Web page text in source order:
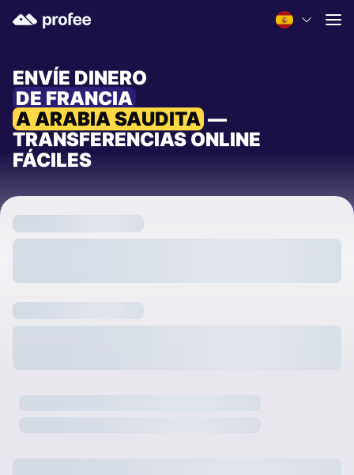
ENVÍE DINERO
DE FRANCIA
A ARABIA SAUDITA —
TRANSFERENCIAS ONLINE
FÁCILES